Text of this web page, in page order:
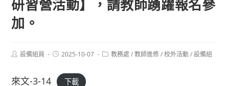
研習營活動】，請教師踴躍報名參
加。
Post設備組員
Post2025-10-07
Post教務處 / 教師進修 / 校外活動 / 設備組
來文-3-14 下載